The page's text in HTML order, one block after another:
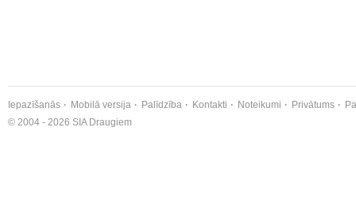
Iepazīšanās Mobilā versija Palīdzība Kontakti Noteikumi Privātums
© 2004 - 2026 SIA Draugiem